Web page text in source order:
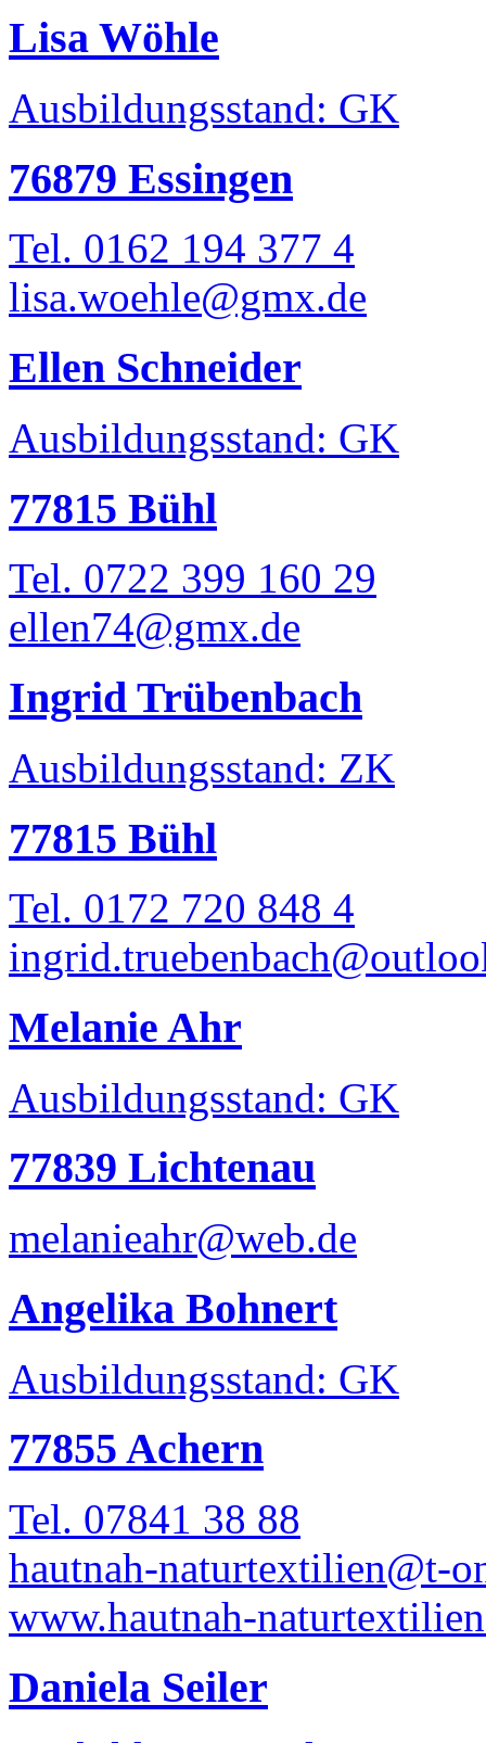
Lisa Wöhle
Ausbildungsstand: GK
76879 Essingen
Tel. 0162 194 377 4
lisa.woehle@gmx.de
Ellen Schneider
Ausbildungsstand: GK
77815 Bühl
Tel. 0722 399 160 29
ellen74@gmx.de
Ingrid Trübenbach
Ausbildungsstand: ZK
77815 Bühl
Tel. 0172 720 848 4
Melanie Ahr
Ausbildungsstand: GK
77839 Lichtenau
melanieahr@web.de
Angelika Bohnert
Ausbildungsstand: GK
77855 Achern
Tel. 07841 38 88
hautnah-naturtextilien@t-
www.hautnah-
Daniela Seiler